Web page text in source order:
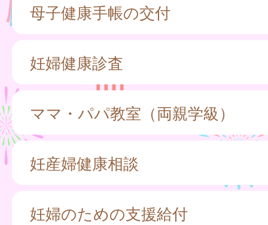
母子健康手帳の交付
妊婦健康診査
ママ・パパ教室（両親学級）
妊産婦健康相談
妊婦のための支援給付